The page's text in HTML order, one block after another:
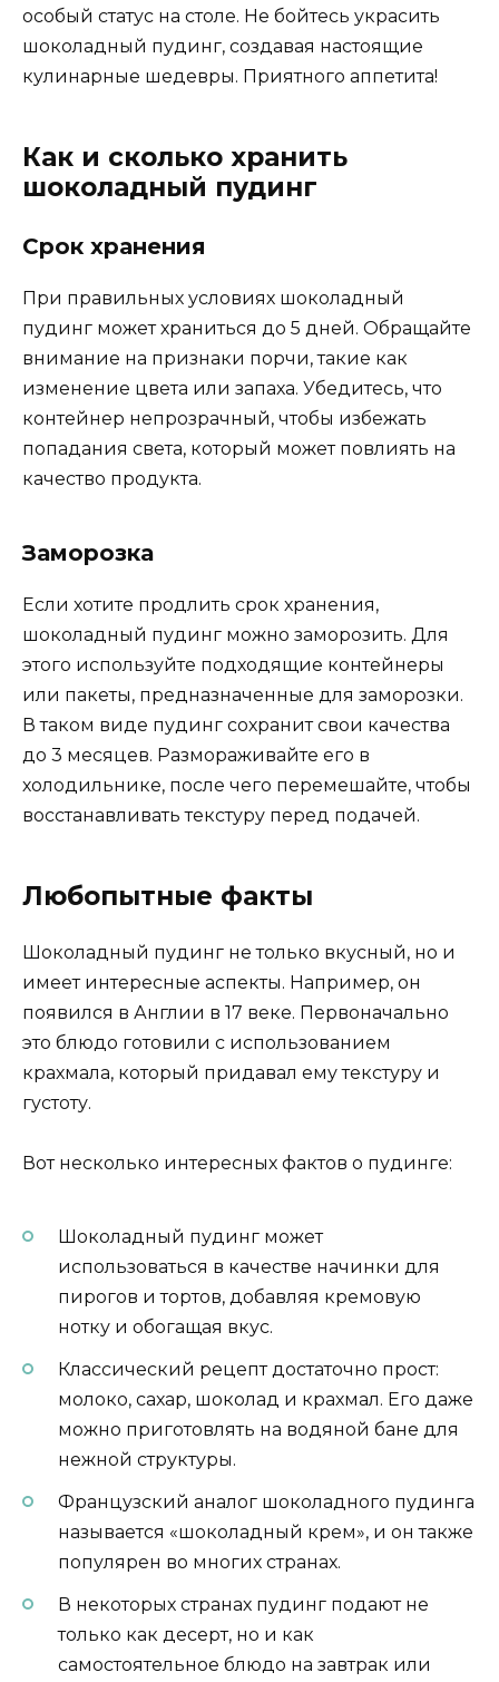
особый статус на столе. Не бойтесь украсить
шоколадный пудинг, создавая настоящие
кулинарные шедевры. Приятного аппетита!
Как и сколько хранить
шоколадный пудинг
Срок хранения
При правильных условиях шоколадный
пудинг может храниться до 5 дней. Обращайте
внимание на признаки порчи, такие как
изменение цвета или запаха. Убедитесь, что
контейнер непрозрачный, чтобы избежать
попадания света, который может повлиять на
качество продукта.
Заморозка
Если хотите продлить срок хранения,
шоколадный пудинг можно заморозить. Для
этого используйте подходящие контейнеры
или пакеты, предназначенные для заморозки.
В таком виде пудинг сохранит свои качества
до 3 месяцев. Размораживайте его в
холодильнике, после чего перемешайте, чтобы
восстанавливать текстуру перед подачей.
Любопытные факты
Шоколадный пудинг не только вкусный, но и
имеет интересные аспекты. Например, он
появился в Англии в 17 веке. Первоначально
это блюдо готовили с использованием
крахмала, который придавал ему текстуру и
густоту.
Вот несколько интересных фактов о пудинге:
Шоколадный пудинг может
использоваться в качестве начинки для
пирогов и тортов, добавляя кремовую
нотку и обогащая вкус.
Классический рецепт достаточно прост:
молоко, сахар, шоколад и крахмал. Его даже
можно приготовлять на водяной бане для
нежной структуры.
Французский аналог шоколадного пудинга
называется «шоколадный крем», и он также
популярен во многих странах.
В некоторых странах пудинг подают не
только как десерт, но и как
самостоятельное блюдо на завтрак или